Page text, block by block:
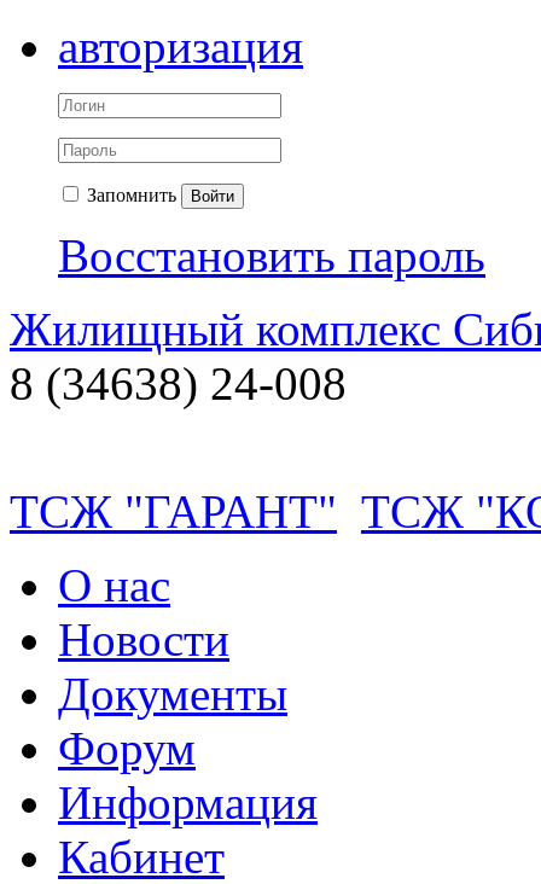
авторизация
Запомнить Войти
Восстановить пароль
Жилищный комплекс
8 (34638) 24-008
ТСЖ "ГАРАНТ" ТСЖ
О нас
Новости
Документы
Форум
Информация
Кабинет